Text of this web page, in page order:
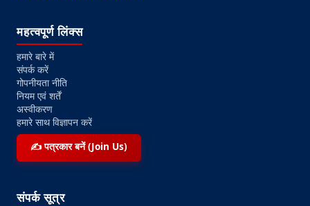
महत्वपूर्ण लिंक्स
हमारे बारे में
संपर्क करें
गोपनीयता नीति
नियम एवं शर्तें
अस्वीकरण
हमारे साथ विज्ञापन करें
✍️ पत्रकार बनें (Join Us)
संपर्क सूत्र